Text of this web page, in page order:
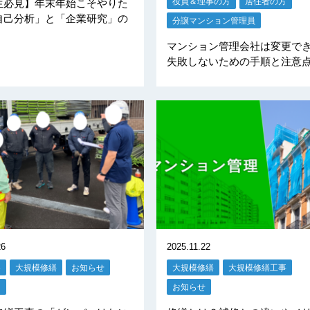
必見】年末年始こそやりた
己分析」と「企業研究」の
分譲マンション管理員
マンション管理会社は変更で
失敗しないための手順と注意
大規模修繕 お知らせ
2025.11.22
大規模修繕 大規模修繕工事
お知らせ